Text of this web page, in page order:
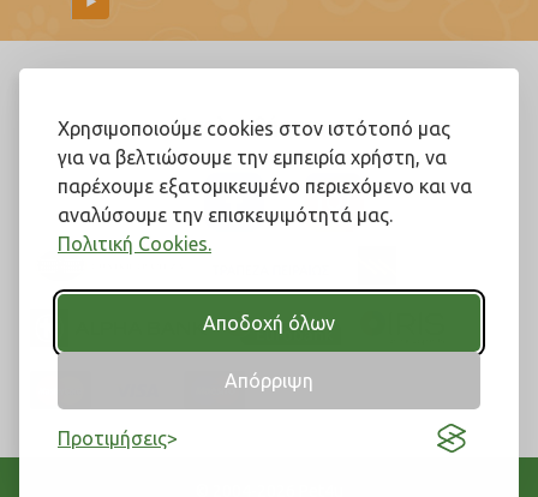
Χρησιμοποιούμε cookies στον ιστότοπό μας
για να βελτιώσουμε την εμπειρία χρήστη, να
παρέχουμε εξατομικευμένο περιεχόμενο και να
αναλύσουμε την επισκεψιμότητά μας.
Πολιτική Cookies.
Αποδοχή όλων
Απόρριψη
Προτιμήσεις
Ακολουθήστε μας!